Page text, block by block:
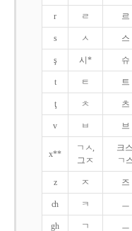
r ㄹ 르
s ㅅ 스
ş 시* 슈
t ㅌ 트
ţ ㅊ 츠
v ㅂ 브
x**
ㄱㅅ,
그ㅈ
크
ㄱ
z ㅈ 즈
ch ㅋ ㅡ
gh ㄱ ㅡ